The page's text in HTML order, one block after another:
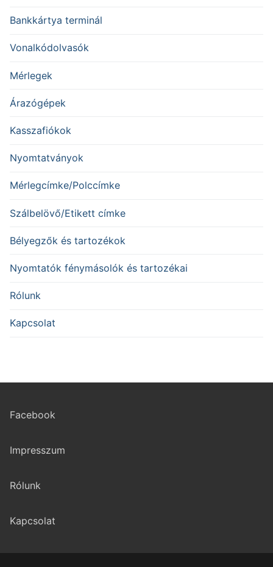
Bankkártya terminál
Vonalkódolvasók
Mérlegek
Árazógépek
Kasszafiókok
Nyomtatványok
Mérlegcímke/Polccímke
Szálbelövő/Etikett címke
Bélyegzők és tartozékok
Nyomtatók fénymásolók és tartozékai
Rólunk
Kapcsolat
Facebook
Impresszum
Rólunk
Kapcsolat